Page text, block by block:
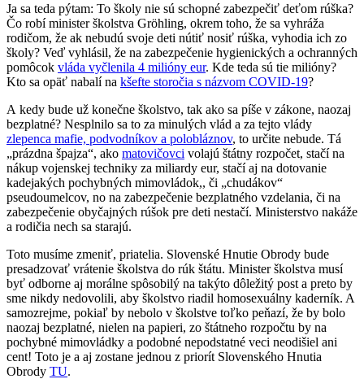
Ja sa teda pýtam: To školy nie sú schopné zabezpečiť deťom rúška?
Čo robí minister školstva Gröhling, okrem toho, že sa vyhráža
rodičom, že ak nebudú svoje deti nútiť nosiť rúška, vyhodia ich zo
školy? Veď vyhlásil, že na zabezpečenie hygienických a ochranných
pomôcok vláda vyčlenila 4 milióny eur. Kde teda sú tie milióny?
Kto sa opäť nabalí na kšefte storočia s názvom COVID-19?
A kedy bude už konečne školstvo, tak ako sa píše v zákone, naozaj
bezplatné? Nesplnilo sa to za minulých vlád a za tejto vlády
zlepenca mafie, podvodníkov a polobláznov, to určite nebude. Tá
„prázdna špajza“, ako matovičovci volajú štátny rozpočet, stačí na
nákup vojenskej techniky za miliardy eur, stačí aj na dotovanie
kadejakých pochybných mimovládok,, či „chudákov“
pseudoumelcov, no na zabezpečenie bezplatného vzdelania, či na
zabezpečenie obyčajných rúšok pre deti nestačí. Ministerstvo nakáže
a rodičia nech sa starajú.
Toto musíme zmeniť, priatelia. Slovenské Hnutie Obrody bude
presadzovať vrátenie školstva do rúk štátu. Minister školstva musí
byť odborne aj morálne spôsobilý na takýto dôležitý post a preto by
sme nikdy nedovolili, aby školstvo riadil homosexuálny kaderník. A
samozrejme, pokiaľ by nebolo v školstve toľko peňazí, že by bolo
naozaj bezplatné, nielen na papieri, zo štátneho rozpočtu by na
pochybné mimovládky a podobné nepodstatné veci neodišiel ani
cent! Toto je a aj zostane jednou z priorít Slovenského Hnutia
Obrody TU.